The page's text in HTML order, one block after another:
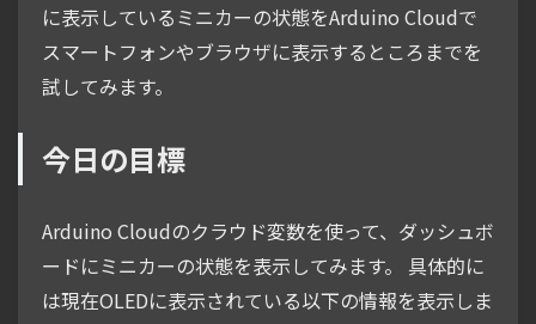
に表示しているミニカーの状態をArduino Cloudで
スマートフォンやブラウザに表示するところまでを
試してみます。
今日の目標
Arduino Cloudのクラウド変数を使って、ダッシュボ
ードにミニカーの状態を表示してみます。 具体的に
は現在OLEDに表示されている以下の情報を表示しま